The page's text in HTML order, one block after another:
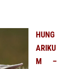
HUNG
ARIKU
M –